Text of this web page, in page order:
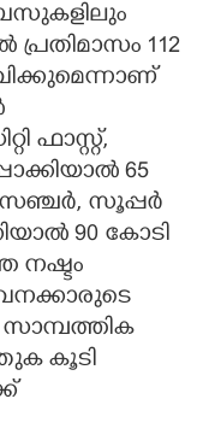
112
ഫാസ്റ്റ്,
65
സൂപ്പർ
90 കോടി
നഷ്ടം
കൂടി